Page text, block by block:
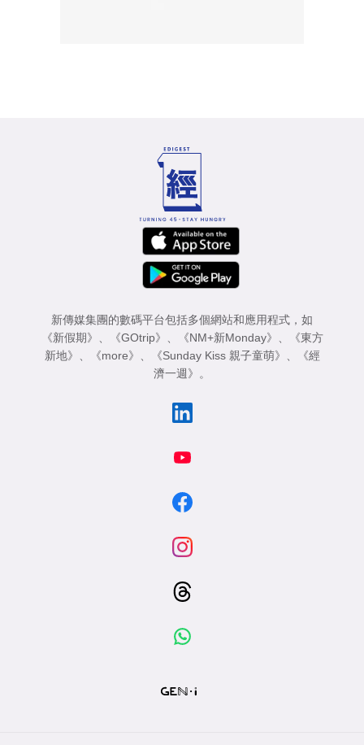
新傳媒集團的數碼平台包括多個網站和應用程式，如
《新假期》
《GOtrip》 《NM+新Monday》
《東方
新地》
《more》 《Sunday Kiss 親子童萌》
《經
濟一週》
。